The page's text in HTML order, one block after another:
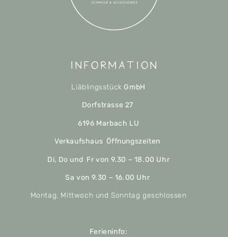
Information
Liäblingsstück GmbH
Dorfstrasse 27
6196 Marbach LU
Verkaufshaus Öffnungszeiten
Di, Do und Fr von 9.30 – 18.00 Uhr
Sa von 9.30 – 16.00 Uhr
Montag, Mittwoch und Sonntag geschlossen
Ferieninfo: